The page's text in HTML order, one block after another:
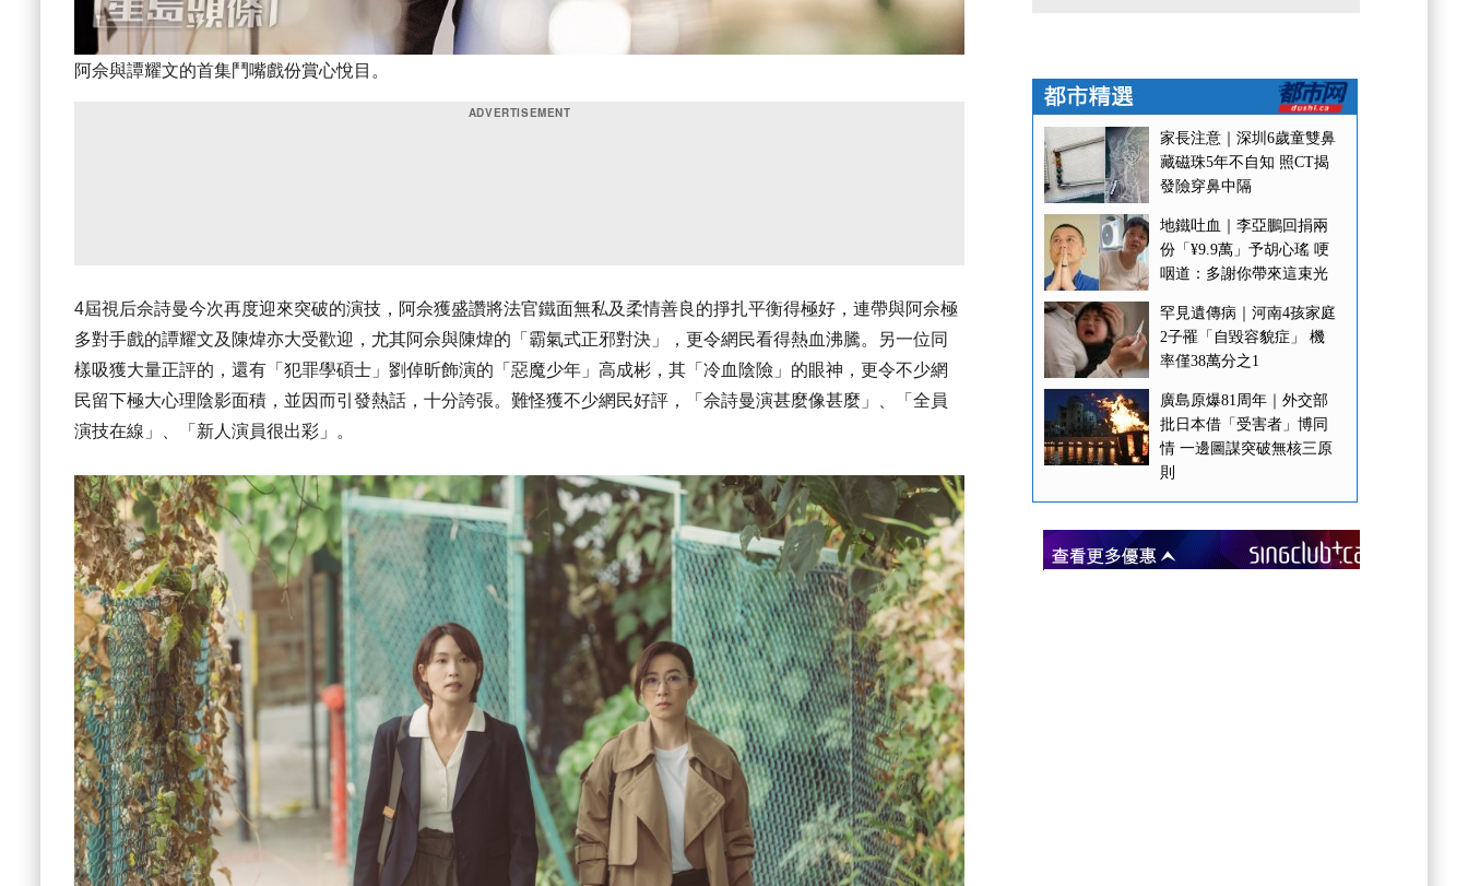
阿佘與譚耀文的首集鬥嘴戲份賞心悅目。
4屆視后佘詩曼今次再度迎來突破的演技，阿佘獲盛讚將法官鐵面無私及柔情善良的掙扎平衡得極好，連帶與阿佘極
多對手戲的譚耀文及陳煒亦大受歡迎，尤其阿佘與陳煒的「霸氣式正邪對決」，更令網民看得熱血沸騰。另一位同
樣吸獲大量正評的，還有「犯罪學碩士」劉倬昕飾演的「惡魔少年」高成彬，其「冷血陰險」的眼神，更令不少網
民留下極大心理陰影面積，並因而引發熱話，十分誇張。難怪獲不少網民好評，「佘詩曼演甚麼像甚麼」、「全員
演技在線」、「新人演員很出彩」。